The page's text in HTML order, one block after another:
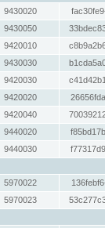
9430020
9430050
9420010
9430030
9420030
9420020
9420040
9440020
9440030
5970022
5970023